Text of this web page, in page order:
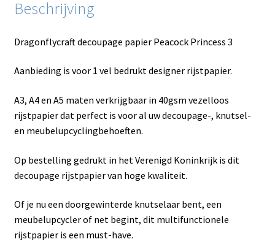
Beschrijving
Dragonflycraft decoupage papier Peacock Princess 3
Aanbieding is voor 1 vel bedrukt designer rijstpapier.
A3, A4 en A5 maten verkrijgbaar in 40gsm vezelloos
rijstpapier dat perfect is voor al uw decoupage-, knutsel-
en meubelupcyclingbehoeften.
Op bestelling gedrukt in het Verenigd Koninkrijk is dit
decoupage rijstpapier van hoge kwaliteit.
Of je nu een doorgewinterde knutselaar bent, een
meubelupcycler of net begint, dit multifunctionele
rijstpapier is een must-have.